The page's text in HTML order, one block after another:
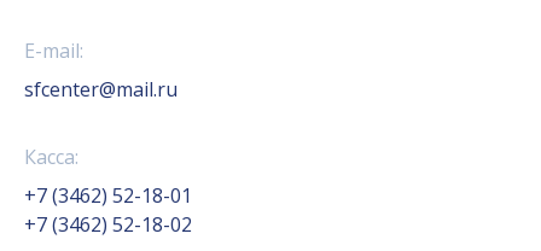
E-mail:
sfcenter@mail.ru
Касса:
+7 (3462) 52-18-01
+7 (3462) 52-18-02